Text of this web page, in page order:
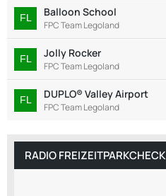
Balloon School
FPC Team Legoland
Jolly Rocker
FPC Team Legoland
DUPLO® Valley Airport
FPC Team Legoland
RADIO FREIZEITPARKCHECK